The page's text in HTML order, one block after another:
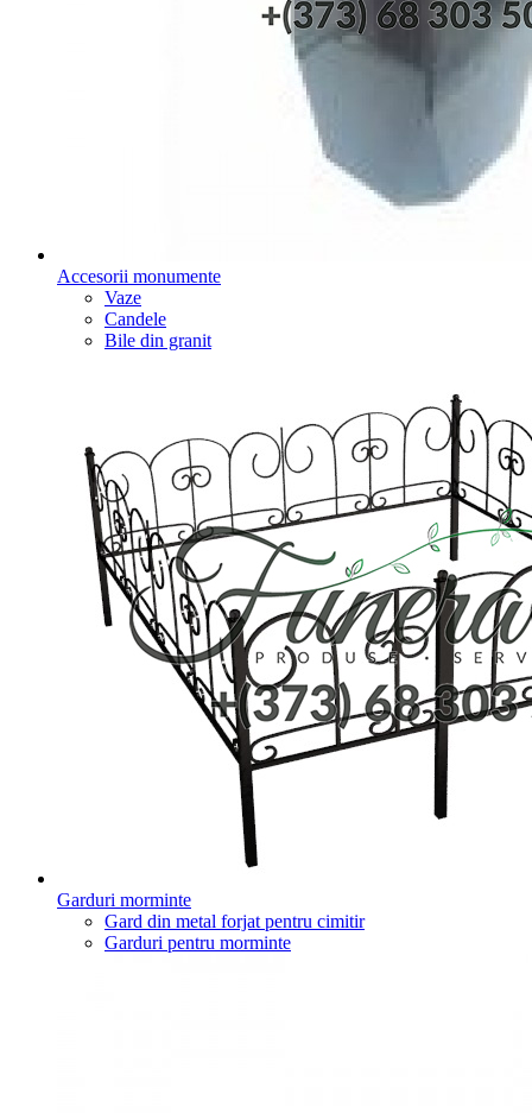
Accesorii monumente
Vaze
Candele
Bile din granit
Garduri morminte
Gard din metal forjat pentru cimitir
Garduri pentru morminte